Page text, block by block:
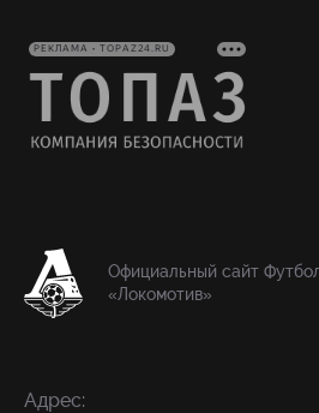
РЕКЛАМА • TOPAZ24.RU
Официальный сайт
«Локомотив»
Адрес: